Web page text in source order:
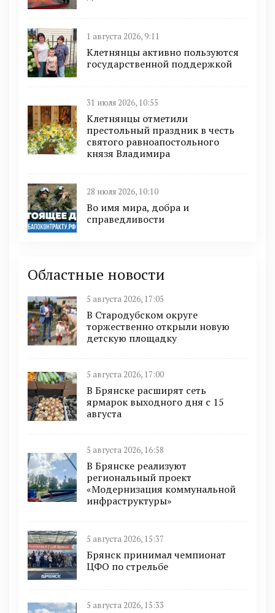
1 августа 2026, 9:11
Клетнянцы активно пользуются
государственной поддержкой
31 июля 2026, 10:55
Клетнянцы отметили
престольный праздник в честь
святого равноапостольного
князя Владимира
28 июля 2026, 10:10
Во имя мира, добра и
справедливости
Областные новости
5 августа 2026, 17:05
В Стародубском округе
торжественно открыли новую
детскую площадку
5 августа 2026, 17:00
В Брянске расширят сеть
ярмарок выходного дня с 15
августа
5 августа 2026, 16:58
В Брянске реализуют
региональный проект
«Модернизация коммунальной
инфраструктуры»
5 августа 2026, 15:37
Брянск принимал чемпионат
ЦФО по стрельбе
5 августа 2026, 15:33